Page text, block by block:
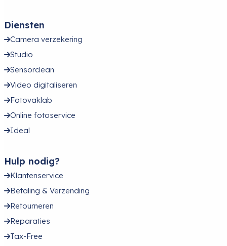
Diensten
Camera verzekering
Studio
Sensorclean
Video digitaliseren
Fotovaklab
Online fotoservice
Ideal
Hulp nodig?
Klantenservice
Betaling & Verzending
Retourneren
Reparaties
Tax-Free